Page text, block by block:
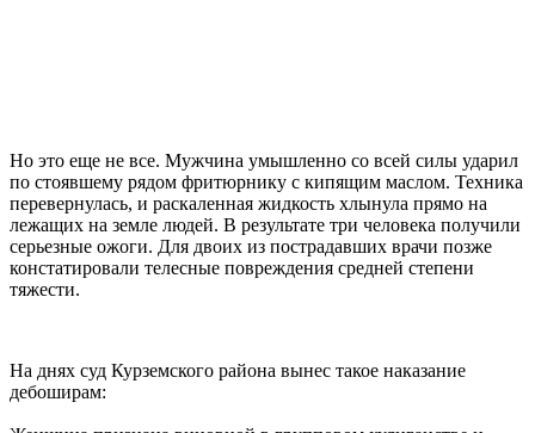
Но это еще не все. Мужчина умышленно со всей силы ударил
по стоявшему рядом фритюрнику с кипящим маслом. Техника
перевернулась, и раскаленная жидкость хлынула прямо на
лежащих на земле людей. В результате три человека получили
серьезные ожоги. Для двоих из пострадавших врачи позже
констатировали телесные повреждения средней степени
тяжести.
На днях суд Курземского района вынес такое наказание
дебоширам: